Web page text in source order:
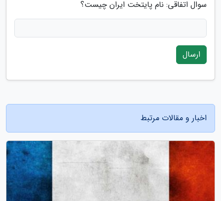
سوال اتفاقی: نام پایتخت ایران چیست؟
ارسال
اخبار و مقالات مرتبط